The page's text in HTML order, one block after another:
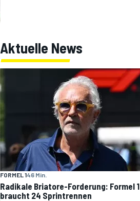
Aktuelle News
FORMEL 146 Min.
Radikale Briatore-Forderung: Formel 1
braucht 24 Sprintrennen